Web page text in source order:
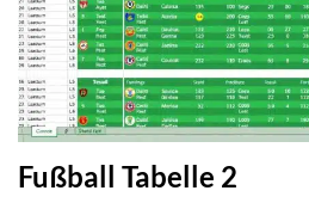
Fußball Tabelle 2